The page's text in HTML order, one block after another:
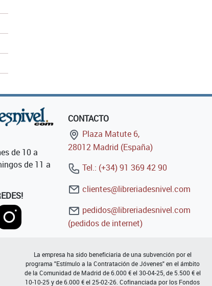
de 10 a
de 11 a
CONTACTO
Plaza Matute 6,
28012 Madrid (España)
Tel.: (+34) 91 369 42 90
clientes@libreriadesnivel.com
pedidos@libreriadesnivel.com
(pedidos de internet)
La empresa ha sido beneficiaria de una subvención por el
programa "Estímulo a la Contratación de Jóvenes" en el ámbito
de la Comunidad de Madrid de 6.000 € el 30-04-25, de 5.500 € el
10-10-25 y de 6.000 € el 25-02-26. Cofinanciada por los Fondos